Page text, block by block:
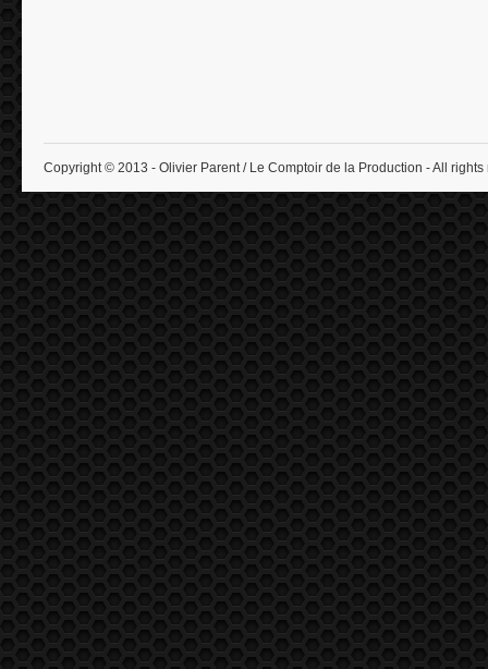
Copyright © 2013 - Olivier Parent / Le Comptoir de la Production - All rights